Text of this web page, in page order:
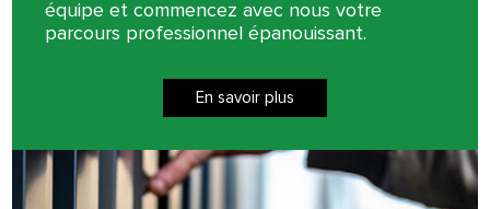
équipe et commencez avec nous votre
parcours professionnel épanouissant.
En savoir plus